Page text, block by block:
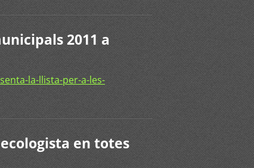
2011 a
la-llista-per-a-les-
en totes